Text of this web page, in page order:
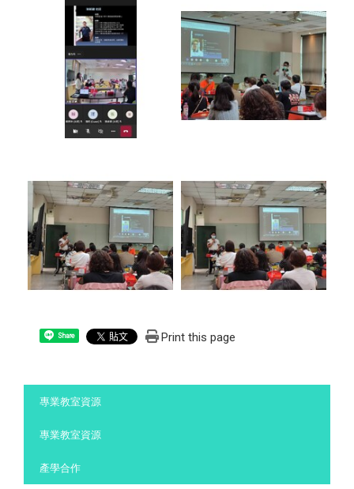
Share Print this page
專業教室資源
專業教室資源
產學合作